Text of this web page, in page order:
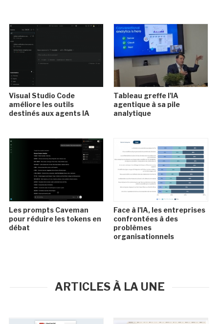
Visual Studio Code
améliore les outils
destinés aux agents IA
Tableau greffe l'IA
agentique à sa pile
analytique
Les prompts Caveman
pour réduire les tokens en
débat
Face à l'IA, les entreprises
confrontées à des
problèmes
organisationnels
ARTICLES À LA UNE